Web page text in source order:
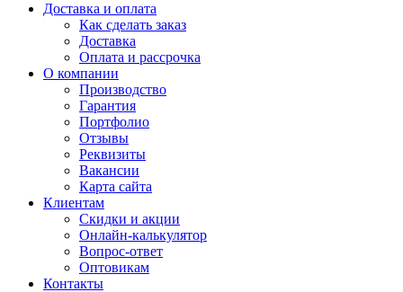
Доставка и оплата
Как сделать заказ
Доставка
Оплата и рассрочка
О компании
Производство
Гарантия
Портфолио
Отзывы
Реквизиты
Вакансии
Карта сайта
Клиентам
Скидки и акции
Онлайн-калькулятор
Вопрос-ответ
Оптовикам
Контакты